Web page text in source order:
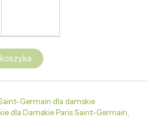
Germain dla damskie
dla Damskie Paris Saint-Germain,